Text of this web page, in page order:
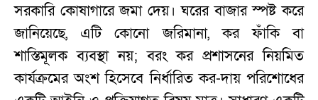
সরকারি কোষাগারে জমা দেয়। ঘরের বাজার স্পষ্ট করে
জানিয়েছে, এটি কোনো জরিমানা, কর ফাঁকি বা
শাস্তিমূলক ব্যবস্থা নয়; বরং কর প্রশাসনের নিয়মিত
কার্যক্রমের অংশ হিসেবে নির্ধারিত কর-দায় পরিশোধের